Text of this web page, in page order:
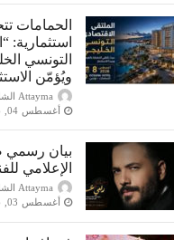
الحمامات
استثمارية:
التونسي
ويُؤمّن
Attayma الشاذلي عرايبية
أغسطس 04, 2026
بيان رسمي
الإعلامي
Attayma الشاذلي عرايبية
أغسطس 03, 2026